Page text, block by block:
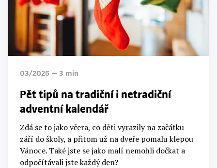
03/2026 3 min
Pět tipů na tradiční i netradiční
adventní kalendář
Zdá se to jako včera, co děti vyrazily na začátku
září do školy, a přitom už na dveře pomalu klepou
Vánoce. Také jste se jako malí nemohli dočkat a
odpočítávali jste každý den?